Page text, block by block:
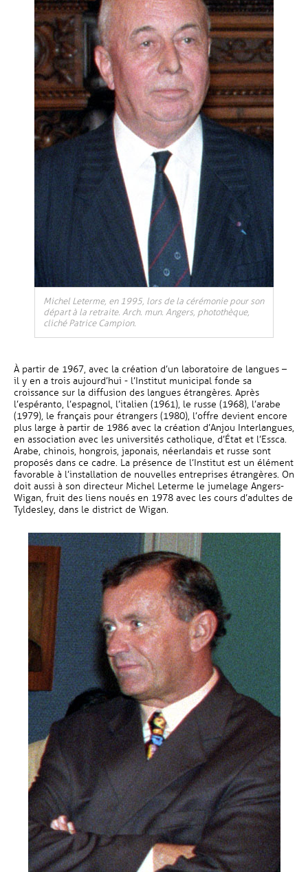
Michel Leterme, en 1995, lors de la cérémonie pour son
départ à la retraite. Arch. mun. Angers, photothèque,
cliché Patrice Campion.
À partir de 1967, avec la création d’un laboratoire de langues –
il y en a trois aujourd’hui - l’Institut municipal fonde sa
croissance sur la diffusion des langues étrangères. Après
l’espéranto, l’espagnol, l’italien (1961), le russe (1968), l’arabe
(1979), le français pour étrangers (1980), l’offre devient encore
plus large à partir de 1986 avec la création d’Anjou Interlangues,
en association avec les universités catholique, d’État et l’Essca.
Arabe, chinois, hongrois, japonais, néerlandais et russe sont
proposés dans ce cadre. La présence de l’Institut est un élément
favorable à l’installation de nouvelles entreprises étrangères. On
doit aussi à son directeur Michel Leterme le jumelage Angers-
Wigan, fruit des liens noués en 1978 avec les cours d’adultes de
Tyldesley, dans le district de Wigan.